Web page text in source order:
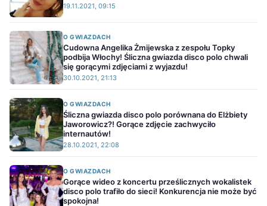
19.11.2021, 09:15
O GWIAZDACH
Cudowna Angelika Żmijewska z zespołu Topky
podbija Włochy! Śliczna gwiazda disco polo chwali
się gorącymi zdjęciami z wyjazdu!
30.10.2021, 21:13
O GWIAZDACH
Śliczna gwiazda disco polo porównana do Elżbiety
Jaworowicz?! Gorące zdjęcie zachwyciło
internautów!
28.10.2021, 22:08
O GWIAZDACH
Gorące wideo z koncertu prześlicznych wokalistek
disco polo trafiło do sieci! Konkurencja nie może być
spokojna!